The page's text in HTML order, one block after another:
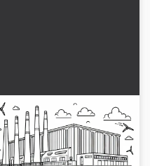
Imagen para colorear
de central de energía
mareomotriz gratis
¡Consigue nuestra hoja para